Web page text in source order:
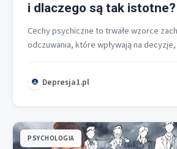
i dlaczego są tak istotne?
Cechy psychiczne to trwałe wzorce
odczuwania, które wpływają na
Depresja1.pl
PSYCHOLOGIA